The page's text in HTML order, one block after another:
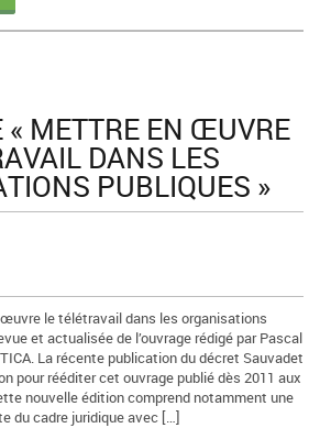
« METTRE EN ŒUVRE
DANS LES
PUBLIQUES »
le télétravail dans les organisations
et actualisée de l’ouvrage rédigé par Pascal
La récente publication du décret Sauvadet
pour rééditer cet ouvrage publié dès 2011 aux
nouvelle édition comprend notamment une
du cadre juridique avec […]